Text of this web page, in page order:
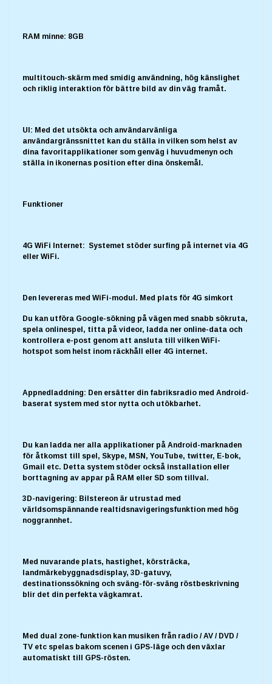
RAM minne: 8GB
multitouch-skärm med smidig användning, hög känslighet
och riklig interaktion för bättre bild av din väg framåt.
UI: Med det utsökta och användarvänliga
användargränssnittet kan du ställa in vilken som helst av
dina favoritapplikationer som genväg i huvudmenyn och
ställa in ikonernas position efter dina önskemål.
Funktioner
4G WiFi Internet: Systemet stöder surfing på internet via 4G
eller WiFi.
Den levereras med WiFi-modul. Med plats för 4G simkort
Du kan utföra Google-sökning på vägen med snabb sökruta,
spela onlinespel, titta på videor, ladda ner online-data och
kontrollera e-post genom att ansluta till vilken WiFi-
hotspot som helst inom räckhåll eller 4G internet.
Appnedladdning: Den ersätter din fabriksradio med Android-
baserat system med stor nytta och utökbarhet.
Du kan ladda ner alla applikationer på Android-marknaden
för åtkomst till spel, Skype, MSN, YouTube, twitter, E-bok,
Gmail etc. Detta system stöder också installation eller
borttagning av appar på RAM eller SD som tillval.
3D-navigering: Bilstereon är utrustad med
världsomspännande realtidsnavigeringsfunktion med hög
noggrannhet.
Med nuvarande plats, hastighet, körsträcka,
landmärkebyggnadsdisplay, 3D-gatuvy,
destinationssökning och sväng-för-sväng röstbeskrivning
blir det din perfekta vägkamrat.
Med dual zone-funktion kan musiken från radio / AV / DVD /
TV etc spelas bakom scenen i GPS-läge och den växlar
automatiskt till GPS-rösten.